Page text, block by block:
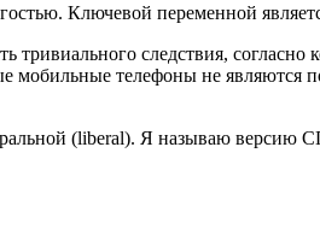
Клю­че­вой пере­мен­ной
три­ви­аль­но­го след­ствия,
теле­фо­ны не явля­ют­ся
(liberal). Я назы­ваю вер­сию